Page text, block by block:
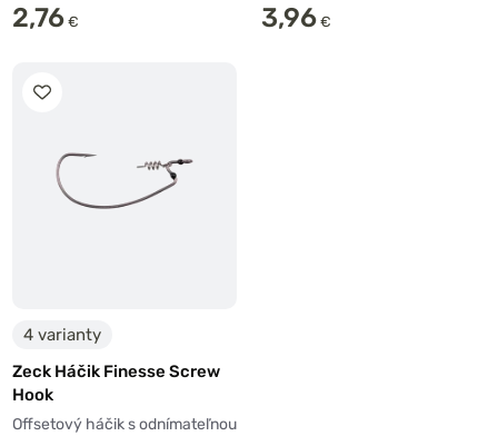
2,76 € 3,96 €
4 varianty
Zeck Háčik Finesse Screw
Hook
Offsetový háčik s odnímateľnou